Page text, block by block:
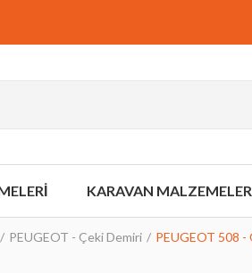
KARAVAN
PEUGEOT - Çeki Demiri PEUGEOT 508 -